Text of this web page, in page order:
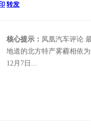
转发
核心提示： 凤凰汽车评论
地道的北方特产雾霾相依
12月7日...